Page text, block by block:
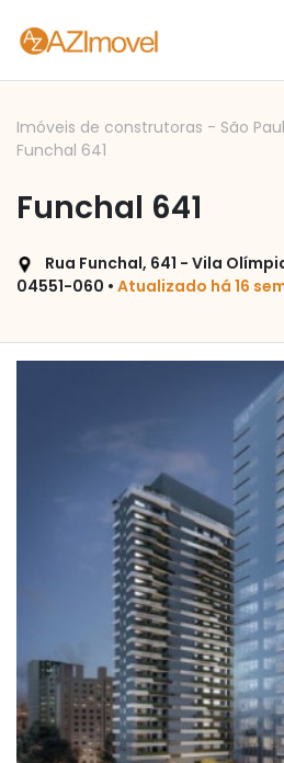
Imóveis de construtoras - São
Funchal 641
Funchal 641
Rua Funchal, 641 - Vila
04551-060 • Atualizado há 16